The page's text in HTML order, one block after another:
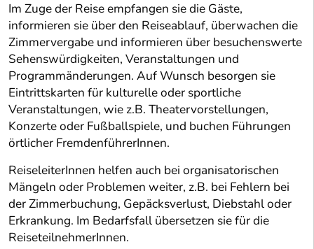
Im Zuge der Reise empfangen sie die Gäste,
informieren sie über den Reiseablauf, überwachen die
Zimmervergabe und informieren über besuchenswerte
Sehenswürdigkeiten, Veranstaltungen und
Programmänderungen. Auf Wunsch besorgen sie
Eintrittskarten für kulturelle oder sportliche
Veranstaltungen, wie z.B. Theatervorstellungen,
Konzerte oder Fußballspiele, und buchen Führungen
örtlicher FremdenführerInnen.
ReiseleiterInnen helfen auch bei organisatorischen
Mängeln oder Problemen weiter, z.B. bei Fehlern bei
der Zimmerbuchung, Gepäcksverlust, Diebstahl oder
Erkrankung. Im Bedarfsfall übersetzen sie für die
ReiseteilnehmerInnen.